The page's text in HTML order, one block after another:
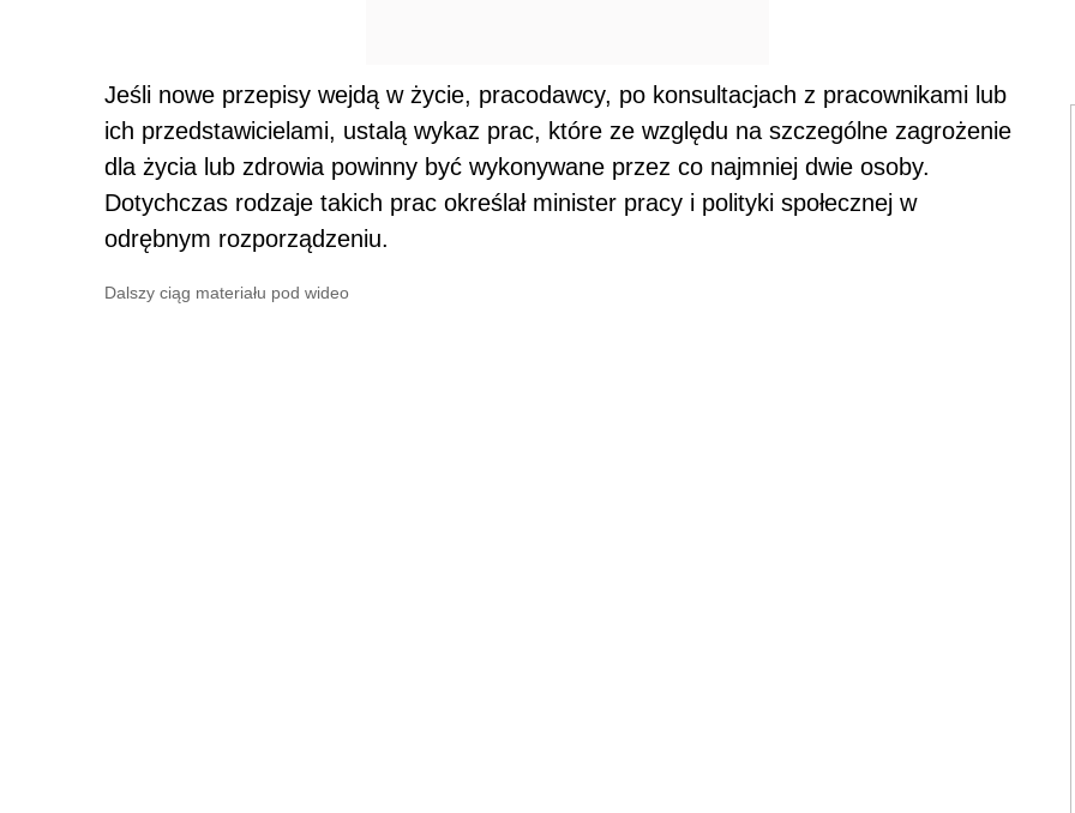
Jeśli nowe przepisy wejdą w życie, pracodawcy, po konsultacjach z pracownikami lub
ich przedstawicielami, ustalą wykaz prac, które ze względu na szczególne zagrożenie
dla życia lub zdrowia powinny być wykonywane przez co najmniej dwie osoby.
Dotychczas rodzaje takich prac określał minister pracy i polityki społecznej w
odrębnym rozporządzeniu.
Dalszy ciąg materiału pod wideo